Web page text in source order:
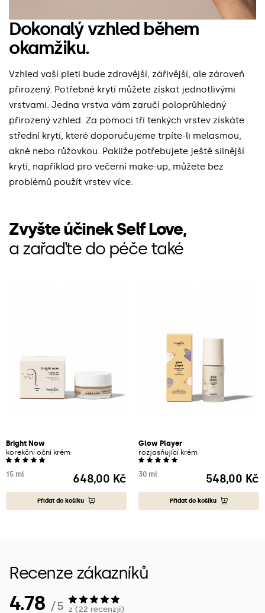
Dokonalý vzhled během
okamžiku.
Vzhled vaší pleti bude zdravější, zářivější, ale zároveň
přirozený. Potřebné krytí můžete získat jednotlivými
vrstvami. Jedna vrstva vám zaručí poloprůhledný
přirozený vzhled. Za pomoci tří tenkých vrstev získáte
střední krytí, které doporučujeme trpíte-li melasmou,
akné nebo růžovkou. Pakliže potřebujete ještě silnější
krytí, například pro večerní make-up, můžete bez
problémů použít vrstev více.
Zvyšte účinek Self Love,
a zařaďte do péče také
Bright Now
korekční oční krém
15 ml
Cena
648,00 Kč
Přidat do košíku
Glow Player
rozjasňující krém
30 ml
Cena
548,00 Kč
Přidat do košíku
Recenze zákazníků
4.78 / 5 z (22 recenzji)